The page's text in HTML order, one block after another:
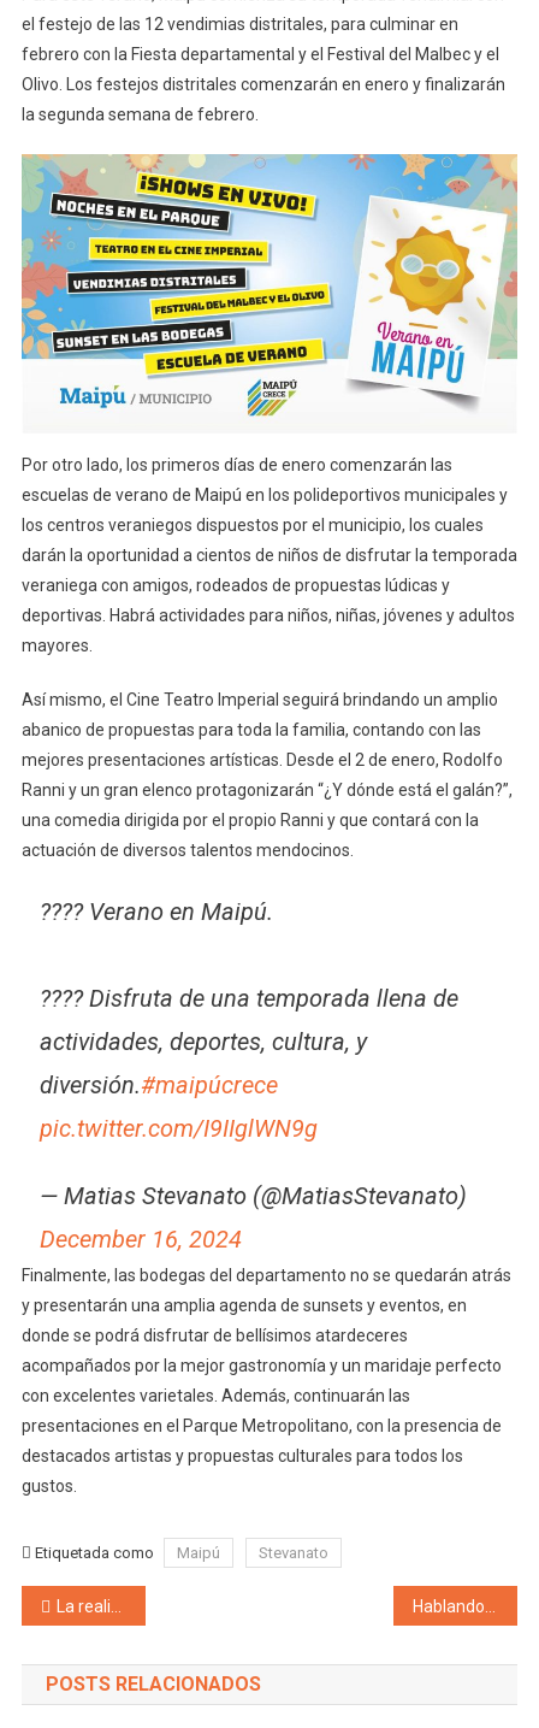
el festejo de las 12 vendimias distritales, para culminar en
febrero con la Fiesta departamental y el Festival del Malbec y el
Olivo. Los festejos distritales comenzarán en enero y finalizarán
la segunda semana de febrero.
Por otro lado, los primeros días de enero comenzarán las
escuelas de verano de Maipú en los polideportivos municipales y
los centros veraniegos dispuestos por el municipio, los cuales
darán la oportunidad a cientos de niños de disfrutar la temporada
veraniega con amigos, rodeados de propuestas lúdicas y
deportivas. Habrá actividades para niños, niñas, jóvenes y adultos
mayores.
Así mismo, el Cine Teatro Imperial seguirá brindando un amplio
abanico de propuestas para toda la familia, contando con las
mejores presentaciones artísticas. Desde el 2 de enero, Rodolfo
Ranni y un gran elenco protagonizarán “¿Y dónde está el galán?”,
una comedia dirigida por el propio Ranni y que contará con la
actuación de diversos talentos mendocinos.
???? Verano en Maipú.
???? Disfruta de una temporada llena de
actividades, deportes, cultura, y
diversión.#maipúcrece
pic.twitter.com/I9IIglWN9g
— Matias Stevanato (@MatiasStevanato)
December 16, 2024
Finalmente, las bodegas del departamento no se quedarán atrás
y presentarán una amplia agenda de sunsets y eventos, en
donde se podrá disfrutar de bellísimos atardeceres
acompañados por la mejor gastronomía y un maridaje perfecto
con excelentes varietales. Además, continuarán las
presentaciones en el Parque Metropolitano, con la presencia de
destacados artistas y propuestas culturales para todos los
gustos.
Etiquetada como Maipú Stevanato
Navegación de entradas
La realidad le marca la cancha a El Relato de Milei: El 96% de los trabajadores del Estado que realizaron el examen de idoneidad lo aprobaron y ahora piden paso a planta
POSTS RELACIONADOS